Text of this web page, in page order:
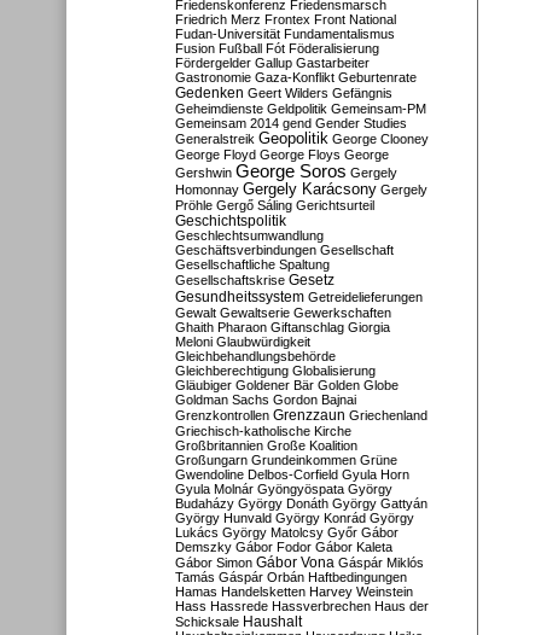
Friedenskonferenz Friedensmarsch
Friedrich Merz Frontex Front National
Fudan-Universität Fundamentalismus
Fusion Fußball Fót Föderalisierung
Fördergelder Gallup Gastarbeiter
Gastronomie Gaza-Konflikt Geburtenrate
Gedenken Geert Wilders Gefängnis
Geheimdienste Geldpolitik Gemeinsam-PM
Gemeinsam 2014 gend Gender Studies
Generalstreik Geopolitik George Clooney
George Floyd George Floys George
Gershwin George Soros Gergely
Homonnay Gergely Karácsony Gergely
Pröhle Gergő Sáling Gerichtsurteil
Geschichtspolitik
Geschlechtsumwandlung
Geschäftsverbindungen Gesellschaft
Gesellschaftliche Spaltung
Gesellschaftskrise Gesetz
Gesundheitssystem Getreidelieferungen
Gewalt Gewaltserie Gewerkschaften
Ghaith Pharaon Giftanschlag Giorgia
Meloni Glaubwürdigkeit
Gleichbehandlungsbehörde
Gleichberechtigung Globalisierung
Gläubiger Goldener Bär Golden Globe
Goldman Sachs Gordon Bajnai
Grenzkontrollen Grenzzaun Griechenland
Griechisch-katholische Kirche
Großbritannien Große Koalition
Großungarn Grundeinkommen Grüne
Gwendoline Delbos-Corfield Gyula Horn
Gyula Molnár Gyöngyöspata György
Budaházy György Donáth György Gattyán
György Hunvald György Konrád György
Lukács György Matolcsy Győr Gábor
Demszky Gábor Fodor Gábor Kaleta
Gábor Simon Gábor Vona Gáspár Miklós
Tamás Gáspár Orbán Haftbedingungen
Hamas Handelsketten Harvey Weinstein
Hass Hassrede Hassverbrechen Haus der
Schicksale Haushalt